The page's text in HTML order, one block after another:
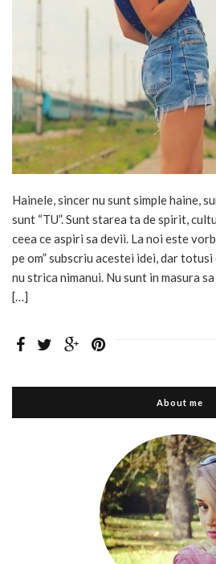
Hainele, sincer nu sunt simple haine,
sunt “TU”. Sunt starea ta de spirit,
ceea ce aspiri sa devii. La noi este
pe om” subscriu acestei idei, dar
nu strica nimanui. Nu sunt in masura
[…]
About me